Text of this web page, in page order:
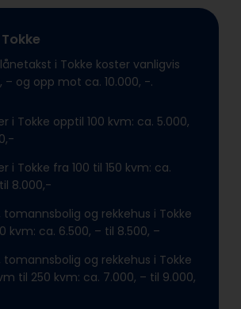
i Tokke koster vanligvis
– og opp mot ca. 10.000, -.
i Tokke opptil 100 kvm: ca. 5.000,
i Tokke fra 100 til 150 kvm: ca.
8.000,-
tomannsbolig og rekkehus i Tokke
kvm: ca. 6.500, – til 8.500, –
tomannsbolig og rekkehus i Tokke
til 250 kvm: ca. 7.000, – til 9.000,